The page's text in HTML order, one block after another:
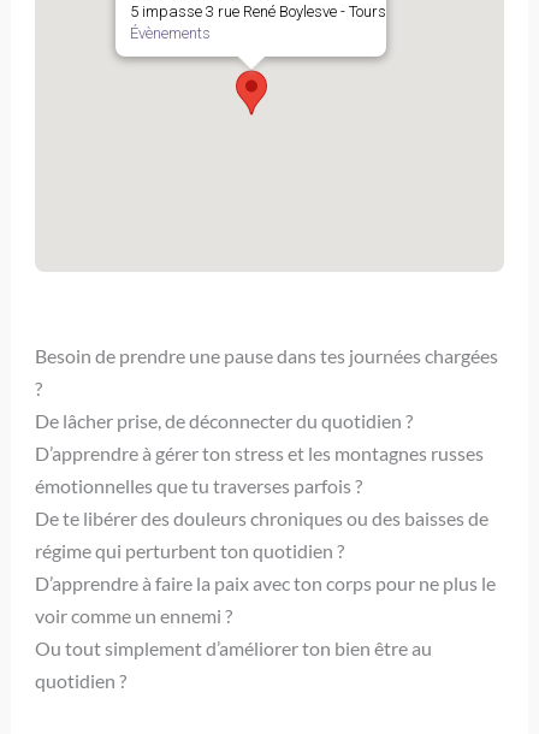
5 impasse 3 rue René Boylesve - Tours
Évènements
Besoin de prendre une pause dans tes journées chargées
?
De lâcher prise, de déconnecter du quotidien ?
D’apprendre à gérer ton stress et les montagnes russes
émotionnelles que tu traverses parfois ?
De te libérer des douleurs chroniques ou des baisses de
régime qui perturbent ton quotidien ?
D’apprendre à faire la paix avec ton corps pour ne plus le
voir comme un ennemi ?
Ou tout simplement d’améliorer ton bien être au
quotidien ?